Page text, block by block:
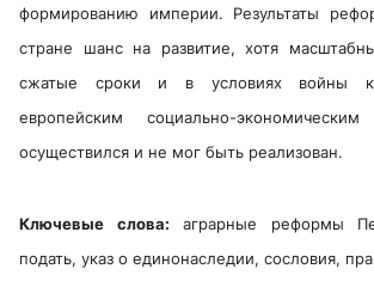
формированию империи. Результаты
стране шанс на развитие, хотя
сжатые сроки и в условиях войны
европейским социально-
осуществился и не мог быть реализован.
Ключевые слова: аграрные реформы
подать, указ о единонаследии, сословия,